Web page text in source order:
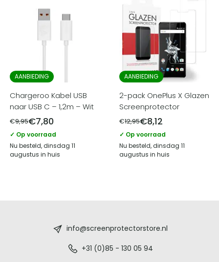
AANBIEDING
Chargeroo Kabel USB
naar USB C – 1,2m – Wit
€9,95€7,80
✓ Op voorraad
Nu besteld, dinsdag 11
augustus in huis
AANBIEDING
2-pack OnePlus X Glazen
Screenprotector
€12,95€8,12
✓ Op voorraad
Nu besteld, dinsdag 11
augustus in huis
info@screenprotectorstore.nl
+31 (0)85 - 130 05 94